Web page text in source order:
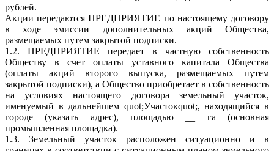
рублей.
Акции передаются ПРЕДПРИЯТИЕ по настоящему договору
в ходе эмиссии дополнительных акций Общества,
размещаемых путем закрытой подписки.
1.2. ПРЕДПРИЯТИЕ передает в частную собственность
Обществу в счет оплаты уставного капитала Общества
(оплаты акций второго выпуска, размещаемых путем
закрытой подписки), а Общество приобретает в собственность
на условиях настоящего договора земельный участок,
именуемый в дальнейшем quot;Участокquot;, находящийся в
городе (указать адрес), площадью __ га (основная
промышленная площадка).
1.3. Земельный участок расположен ситуационно и в